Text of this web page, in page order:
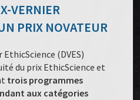
VERNIER
PRIX NOVATEUR
(DVES)
du prix EthicScience et
trois programmes
aux catégories